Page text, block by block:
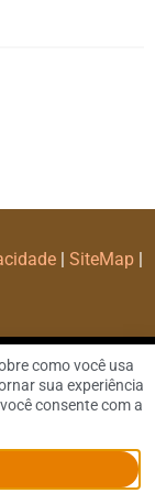
| SiteMap|
como você usa
sua experiência
consente com a